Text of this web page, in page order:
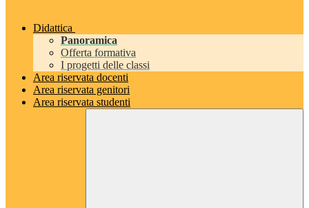
Didattica
Panoramica
Offerta formativa
I progetti delle classi
Area riservata docenti
Area riservata genitori
Area riservata studenti